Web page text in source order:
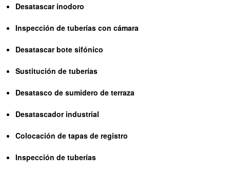
Desatascar inodoro
Inspección de tuberías con cámara
Desatascar bote sifónico
Sustitución de tuberías
Desatasco de sumidero de terraza
Desatascador industrial
Colocación de tapas de registro
Inspección de tuberías